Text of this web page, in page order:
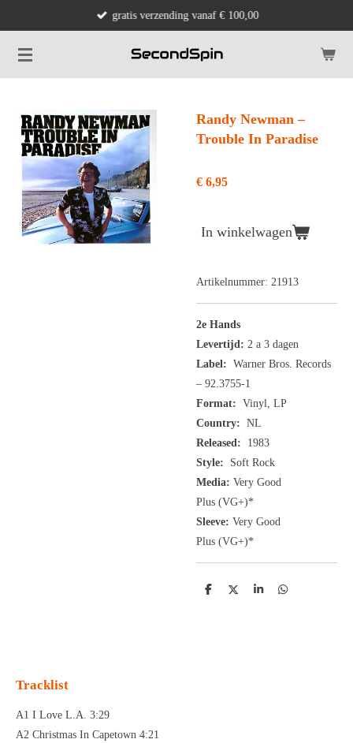
naar
de
gratis verzending vanaf € 100,00
Randy Newman ‎–
Trouble In Paradise
€ 6,95
In winkelwagen
Artikelnummer: 21913
2e Hands
Levertijd: 2 a 3 dagen
Label: Warner Bros. Records
‎– 92.3755-1
Format: Vinyl, LP
Country: NL
Released: 1983
Style: Soft Rock
Media: Very Good
Plus (VG+)*
Sleeve: Very Good
Plus (VG+)*
D
D
S
D
Tracklist
A1 I Love L.A. 3:29
A2 Christmas In Capetown 4:21